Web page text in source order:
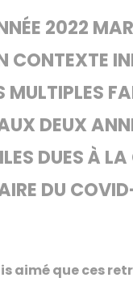
2022
CONTEXTE
MULTIPLES
DEUX
DUES À LA
DU
aimé que ces